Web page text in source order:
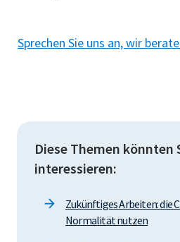
Sprechen Sie uns an, wir
Diese Themen könnten
interessieren:
Zukünftiges Arbeiten: die
Normalität nutzen